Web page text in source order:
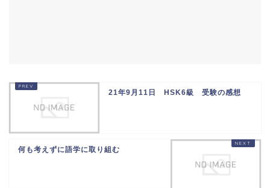
21年9月11日 HSK6級 受験の感想
何も考えずに語学に取り組む